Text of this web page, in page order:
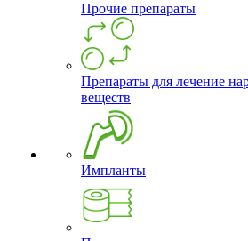
Прочие препараты
Препараты для лечение
веществ
Импланты